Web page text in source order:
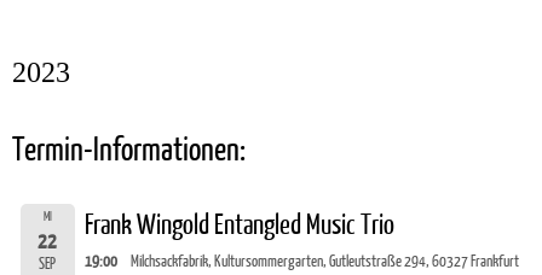
2023
Termin-Informationen:
MI
22
SEP
Frank Wingold Entangled Music Trio
19:00
Milchsackfabrik, Kultursommergarten, Gutleutstraße 294, 60327 Frankfurt